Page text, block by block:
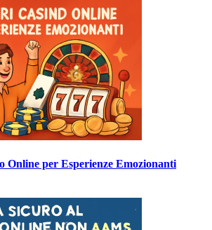
Online per Esperienze Emozionanti